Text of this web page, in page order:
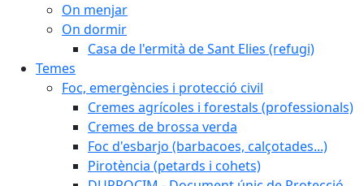
On menjar
On dormir
Casa de l'ermità de Sant Elies (refugi)
Temes
Foc, emergències i protecció civil
Cremes agrícoles i forestals (professionals)
Cremes de brossa verda
Foc d'esbarjo (barbacoes, calçotades...)
Pirotència (petards i cohets)